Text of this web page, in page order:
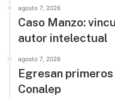
agosto 7, 2026
Caso Manzo:
autor intelectual
agosto 7, 2026
Egresan
Conalep